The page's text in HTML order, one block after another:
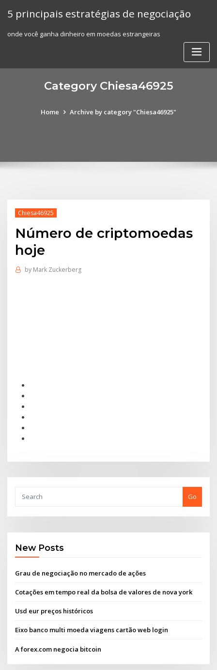
5 principais estratégias de negociação
onde você ganha dinheiro em moedas estrangeiras
Category Chiesa46925
Home Archive by category "Chiesa46925"
Chiesa46925
Número de criptomoedas
hoje
by Mark Zuckerberg
Go
New Posts
Grau de negociação no mercado de ações
Cotações em tempo real da bolsa de valores de nova york
Usd eur preços históricos
Eixo banco multi moeda viagens cartão web login
A forex.com negocia bitcoin